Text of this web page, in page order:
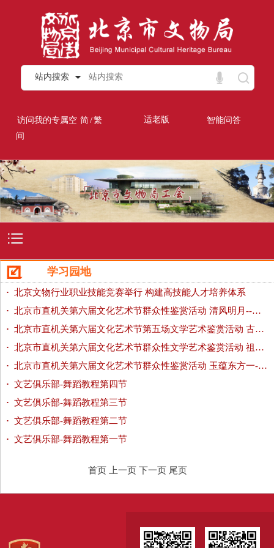
站内搜索
访问我的专属空
间
简/繁 适老版 智能问答
学习园地
· 北京文物行业职业技能竞赛举行 构建高技能人才培养体系
· 北京市直机关第六届文化艺术节群众性鉴赏活动 清风明月--折扇艺术鉴赏
· 北京市直机关第六届文化艺术节第五场文学艺术鉴赏活动 古代瓷器赏析
· 北京市直机关第六届文化艺术节群众性文学艺术鉴赏活动 祖国有此好河山 如何欣赏山水画
· 北京市直机关第六届文化艺术节群众性鉴赏活动 玉蕴东方一--玉文化分享
· 文艺俱乐部-舞蹈教程第四节
· 文艺俱乐部-舞蹈教程第三节
· 文艺俱乐部-舞蹈教程第二节
· 文艺俱乐部-舞蹈教程第一节
首页 上一页 下一页 尾页